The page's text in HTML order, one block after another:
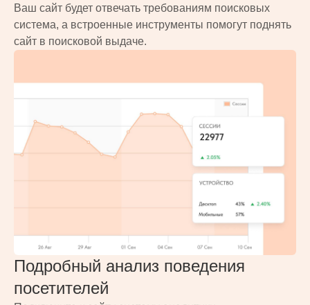
Ваш сайт будет отвечать требованиям поисковых
система, а встроенные инструменты помогут поднять
сайт в поисковой выдаче.
Подробный анализ поведения
посетителей